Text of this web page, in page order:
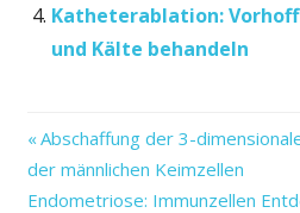
Katheterablation:
und Kälte behandeln
altersbedingten
bedienen
computer
Beitragsnavigation
Vorheriger
Beitrag:
Abschaffung der 3-
der männlichen Keimzellen
Nächster
Endometriose: Immunzellen